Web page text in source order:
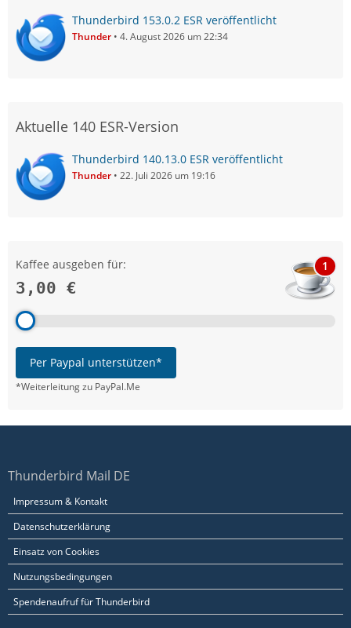
Thunderbird 153.0.2 ESR veröffentlicht
Thunder 4. August 2026 um 22:34
Aktuelle 140 ESR-Version
Thunderbird 140.13.0 ESR veröffentlicht
Thunder 22. Juli 2026 um 19:16
Kaffee ausgeben für:
3,00 €
1
Per Paypal unterstützen*
*Weiterleitung zu PayPal.Me
Thunderbird Mail DE
Impressum & Kontakt
Datenschutzerklärung
Einsatz von Cookies
Nutzungsbedingungen
Spendenaufruf für Thunderbird